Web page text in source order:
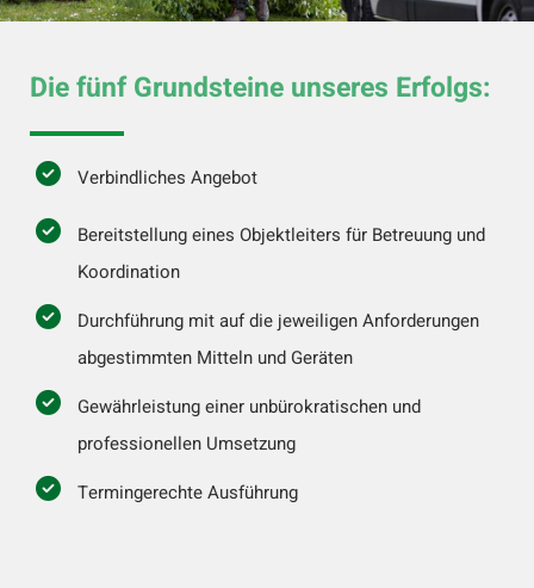
Die fünf Grundsteine unseres Erfolgs:
Verbindliches Angebot
Bereitstellung eines Objektleiters für Betreuung und
Koordination
Durchführung mit auf die jeweiligen Anforderungen
abgestimmten Mitteln und Geräten
Gewährleistung einer unbürokratischen und
professionellen Umsetzung
Termingerechte Ausführung